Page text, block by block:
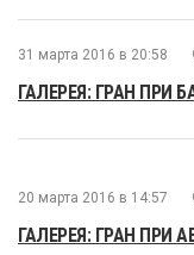
31 марта 2016 в 20:58
ГАЛЕРЕЯ: ГРАН ПРИ
20 марта 2016 в 14:57
ГАЛЕРЕЯ: ГРАН ПРИ